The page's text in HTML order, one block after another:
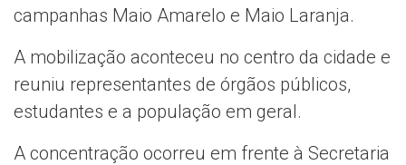
campanhas Maio Amarelo e Maio Laranja.
A mobilização aconteceu no centro da cidade e
reuniu representantes de órgãos públicos,
estudantes e a população em geral.
A concentração ocorreu em frente à Secretaria